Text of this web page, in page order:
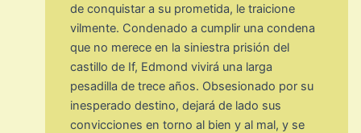
de conquistar a su prometida, le traicione
vilmente. Condenado a cumplir una condena
que no merece en la siniestra prisión del
castillo de If, Edmond vivirá una larga
pesadilla de trece años. Obsesionado por su
inesperado destino, dejará de lado sus
convicciones en torno al bien y al mal, y se